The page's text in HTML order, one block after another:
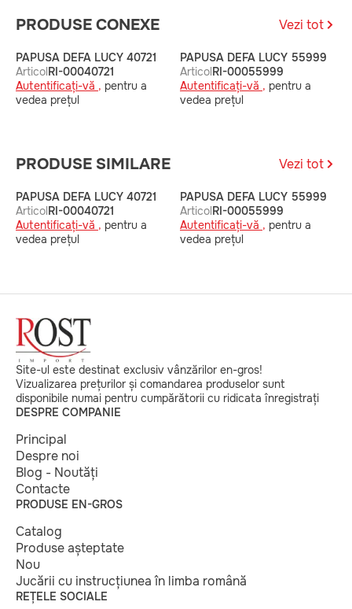
PRODUSE CONEXE Vezi tot
PAPUSA DEFA LUCY 40721
ArticolRI-00040721
Autentificați-vă , pentru a
vedea prețul
PAPUSA DEFA LUCY 55999
ArticolRI-00055999
Autentificați-vă , pentru a
vedea prețul
PRODUSE SIMILARE Vezi tot
PAPUSA DEFA LUCY 40721
ArticolRI-00040721
Autentificați-vă , pentru a
vedea prețul
PAPUSA DEFA LUCY 55999
ArticolRI-00055999
Autentificați-vă , pentru a
vedea prețul
Site-ul este destinat exclusiv vânzărilor en-gros!
Vizualizarea prețurilor și comandarea produselor sunt
disponibile numai pentru cumpărătorii cu ridicata înregistrați
DESPRE COMPANIE
Principal
Despre noi
Blog - Noutăți
Contacte
PRODUSE EN-GROS
Catalog
Produse așteptate
Nou
Jucării cu instrucțiunea în limba română
REȚELE SOCIALE